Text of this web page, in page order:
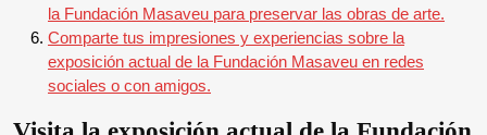
la Fundación Masaveu para preservar las obras de arte.
Comparte tus impresiones y experiencias sobre la
exposición actual de la Fundación Masaveu en redes
sociales o con amigos.